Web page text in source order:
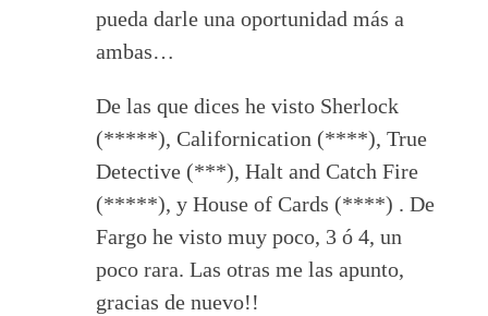
pueda darle una oportunidad más a
ambas…
De las que dices he visto Sherlock
(*****), Californication (****), True
Detective (***), Halt and Catch Fire
(*****), y House of Cards (****) . De
Fargo he visto muy poco, 3 ó 4, un
poco rara. Las otras me las apunto,
gracias de nuevo!!